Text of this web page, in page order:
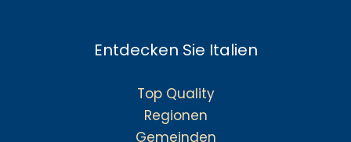
Entdecken Sie Italien
Top Quality
Regionen
Gemeinden